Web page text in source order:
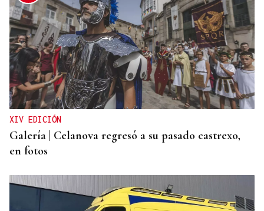
CANEDO
Un herido en la colisión entre dos coches en la
entrada a las termas de Outariz
XIV EDICIÓN
Galería | Celanova regresó a su pasado castrexo,
en fotos